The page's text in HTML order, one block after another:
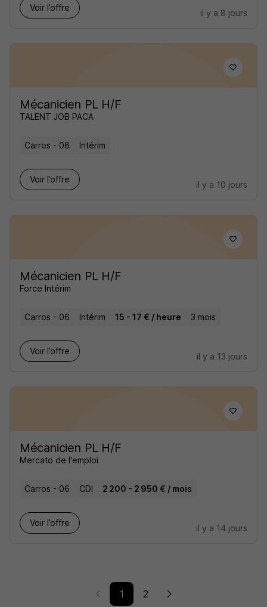
Voir l’offre
il y a 8 jours
Mécanicien PL H/F
TALENT JOB PACA
Carros - 06 Intérim
Voir l’offre
il y a 10 jours
Mécanicien PL H/F
Force Intérim
Carros - 06 Intérim 15 - 17 € / heure 3 mois
Voir l’offre
il y a 13 jours
Mécanicien PL H/F
Mercato de l'emploi
Carros - 06 CDI 2 200 - 2 950 € / mois
Voir l’offre
il y a 14 jours
1 2